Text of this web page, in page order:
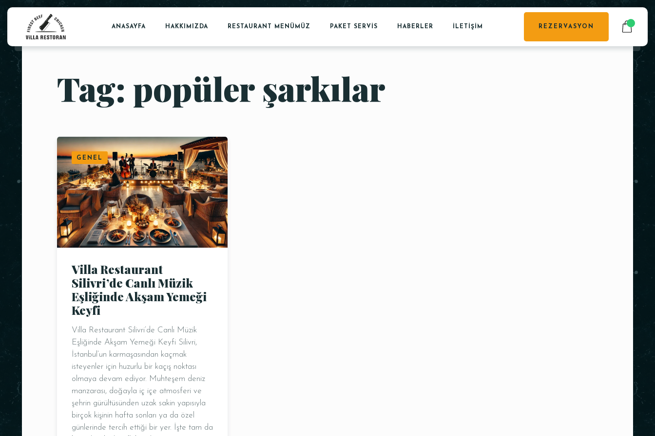
ANASAYFA HAKKIMIZDA RESTAURANT MENÜMÜZ PAKET SERVİS HABERLER İLETIŞIM REZERVASYON
Tag: popüler şarkılar
GENEL
Villa Restaurant
Silivri’de Canlı Müzik
Eşliğinde Akşam Yemeği
Keyfi
Villa Restaurant Silivri’de Canlı Müzik
Eşliğinde Akşam Yemeği Keyfi Silivri,
İstanbul’un karmaşasından kaçmak
isteyenler için huzurlu bir kaçış noktası
olmaya devam ediyor. Muhteşem deniz
manzarası, doğayla iç içe atmosferi ve
şehrin gürültüsünden uzak sakin yapısıyla
birçok kişinin hafta sonları ya da özel
günlerinde tercih ettiği bir yer. İşte tam da